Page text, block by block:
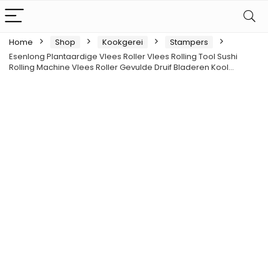
Home Shop Kookgerei
Stampers
Esenlong Plantaardige Vlees Roller Vlees Rolling Tool Sushi
Rolling Machine Vlees Roller Gevulde Druif Bladeren Kool…